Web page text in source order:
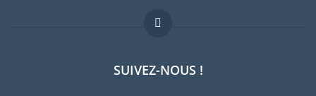
Offres d'emploi
FAQ
Experts
SUIVEZ-NOUS !